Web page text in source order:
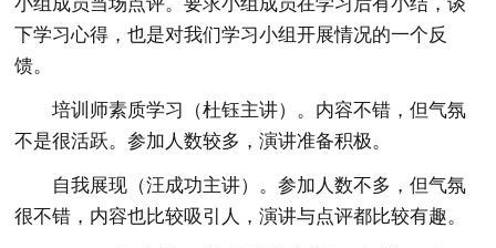
下学习心得，也是对我们学习小组开展情况的一个反
馈。
培训师素质学习（杜钰主讲）。内容不错，但气氛
不是很活跃。参加人数较多，演讲准备积极。
自我展现（汪成功主讲）。参加人数不多，但气氛
很不错，内容也比较吸引人，演讲与点评都比较有趣。